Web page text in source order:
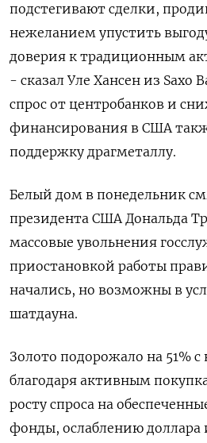
подстегивают сделки,
нежеланием упустить
доверия к традиционным
- сказал Уле Хансен из Saxo
спрос от центробанков и
финансирования в США
поддержку драгметаллу.
Белый дом в понедельник
президента США Дональда
массовые увольнения
приостановкой работы
начались, но возможны в
шатдауна.
Золото подорожало на 51% с
благодаря активным
росту спроса на
фонды, ослаблению доллара